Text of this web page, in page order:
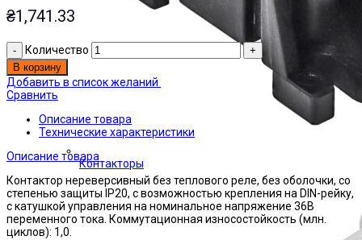
Контакторы
₴1,741.33
Количество
В корзину
Добавить в список желаний
Сравнить
Описание товара
Технические характеристики
Описание товара
Контактор нереверсивный без теплового реле, без оболочки, со
степенью защиты IP20, с возможностью крепления на DIN-рейку,
с катушкой управления на номинальное напряжение 36В
переменного тока. Коммутационная износостойкость (млн.
циклов): 1,0.